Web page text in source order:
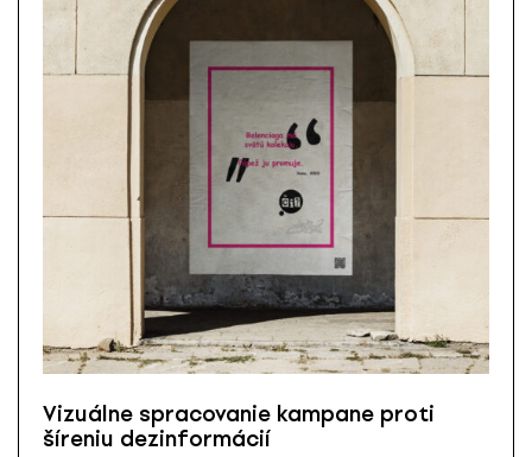
Vizuálne spracovanie kampane proti
šíreniu dezinformácií